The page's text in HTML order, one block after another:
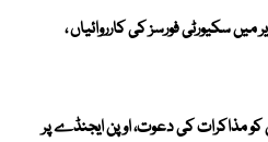
میں سکیورٹی فورسز کی کارروائیاں ،
کو مذاکرات کی دعوت، اوپن ایجنڈے پر